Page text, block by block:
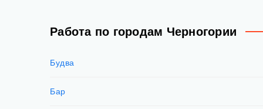
Работа по городам Черногории
Будва
Бар